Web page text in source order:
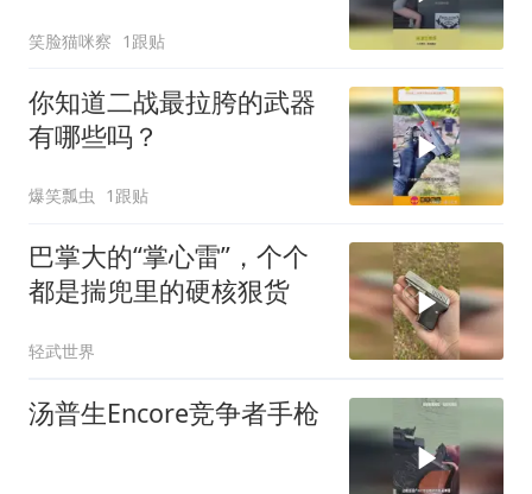
笑脸猫咪察 1跟贴
你知道二战最拉胯的武器
有哪些吗？
爆笑瓢虫 1跟贴
巴掌大的“掌心雷”，个个
都是揣兜里的硬核狠货
轻武世界
汤普生Encore竞争者手枪